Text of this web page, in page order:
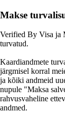
Makse
Verified By Visa ja
turvatud.
Kaardiandmete
järgmisel korral
ja kõiki andmeid
nupule "Maksa
rahvusvaheline
andmed.